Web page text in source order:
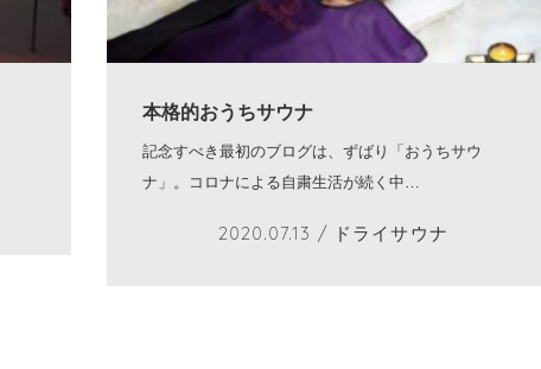
本格的おうちサウナ
記念すべき最初のブログは、ずばり「おうちサウ
ナ」。コロナによる自粛生活が続く中…
2020.07.13 / ドライサウナ